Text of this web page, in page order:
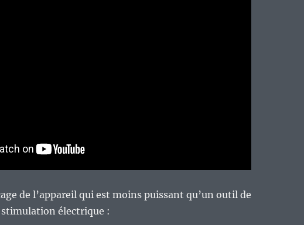
de l’appareil qui est moins puissant qu’un outil de
électrique :